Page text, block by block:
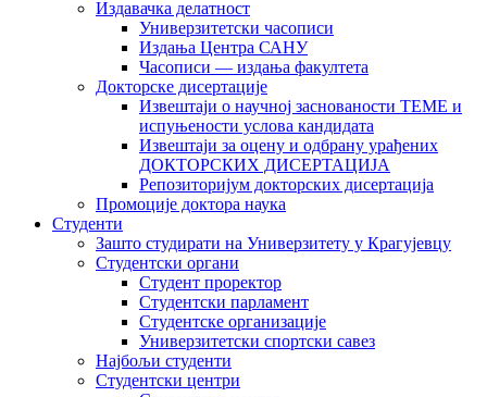
Издавачка делатност
Универзитетски часописи
Издања Центра САНУ
Часописи — издања факултета
Докторске дисертације
Извештаји о научној заснованости ТЕМЕ и
испуњености услова кандидата
Извештаји за оцену и одбрану урађених
ДОКТОРСКИХ ДИСЕРТАЦИЈА
Репозиторијум докторских дисертација
Промоције доктора наука
Студенти
Зашто студирати на Универзитету у Крагујевцу
Студентски органи
Студент проректор
Студентски парламент
Студентске организације
Универзитетски спортски савез
Најбољи студенти
Студентски центри